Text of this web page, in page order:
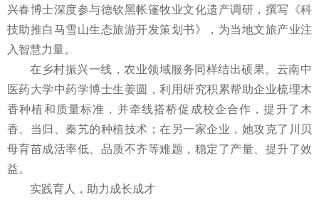
兴春博士深度参与德钦黑帐篷牧业文化遗产调研，撰写《科
技助推白马雪山生态旅游开发策划书》，为当地文旅产业注
入智慧力量。
在乡村振兴一线，农业领域服务同样结出硕果。云南中
医药大学中药学博士生姜圆，利用研究积累帮助企业梳理木
香种植和质量标准，并牵线搭桥促成校企合作，提升了木
香、当归、秦艽的种植技术；在另一家企业，她攻克了川贝
母育苗成活率低、品质不齐等难题，稳定了产量、提升了效
益。
实践育人，助力成长成才